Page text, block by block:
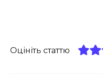
Оцініть статтю